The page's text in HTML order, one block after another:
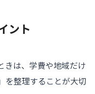
ント
きは、学費や地域だけ
を整理することが大切